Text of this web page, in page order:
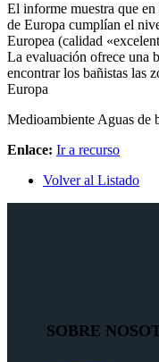
El informe muestra que
de Europa cumplían el
Europea (calidad
La evaluación ofrece una
encontrar los bañistas las
Europa
Medioambiente Aguas de
Enlace: Ir a recurso
Volver al Listado
SOBRE